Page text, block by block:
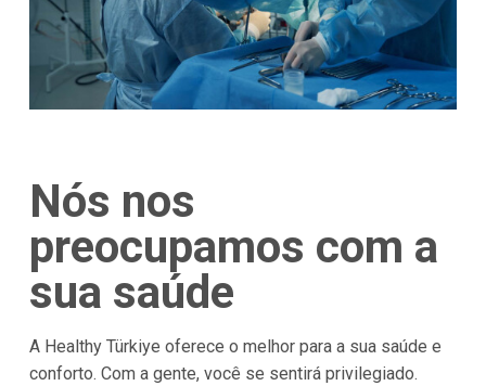
Nós nos
preocupamos com a
sua saúde
A Healthy Türkiye oferece o melhor para a sua saúde e
conforto. Com a gente, você se sentirá privilegiado.